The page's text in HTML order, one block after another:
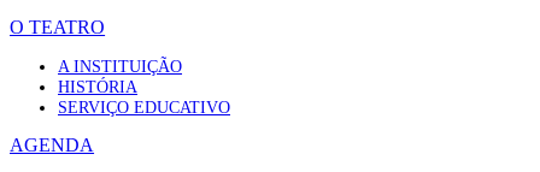
O TEATRO
A INSTITUIÇÃO
HISTÓRIA
SERVIÇO EDUCATIVO
AGENDA